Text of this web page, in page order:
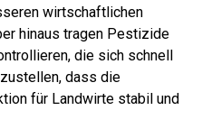
wirtschaftlichen
hinaus tragen Pestizide
die sich schnell
dass die
für Landwirte stabil und